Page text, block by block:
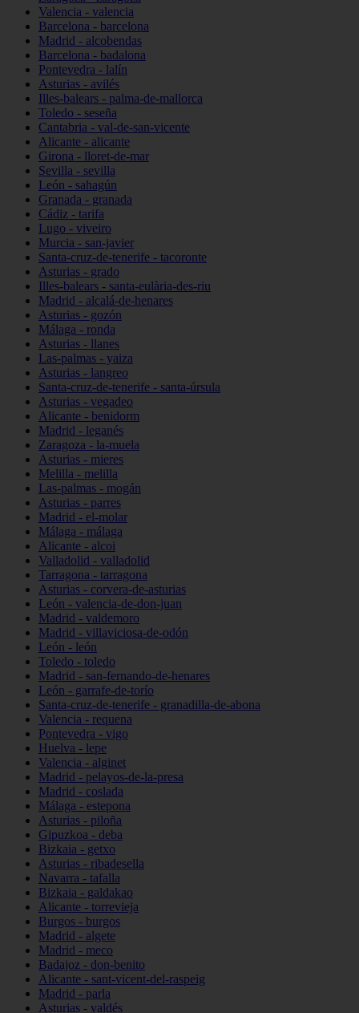
Valencia - valencia
Barcelona - barcelona
Madrid - alcobendas
Barcelona - badalona
Pontevedra - lalín
Asturias - avilés
Illes-balears - palma-de-mallorca
Toledo - seseña
Cantabria - val-de-san-vicente
Alicante - alicante
Girona - lloret-de-mar
Sevilla - sevilla
León - sahagún
Granada - granada
Cádiz - tarifa
Lugo - viveiro
Murcia - san-javier
Santa-cruz-de-tenerife - tacoronte
Asturias - grado
Illes-balears - santa-eulària-des-riu
Madrid - alcalá-de-henares
Asturias - gozón
Málaga - ronda
Asturias - llanes
Las-palmas - yaiza
Asturias - langreo
Santa-cruz-de-tenerife - santa-úrsula
Asturias - vegadeo
Alicante - benidorm
Madrid - leganés
Zaragoza - la-muela
Asturias - mieres
Melilla - melilla
Las-palmas - mogán
Asturias - parres
Madrid - el-molar
Málaga - málaga
Alicante - alcoi
Valladolid - valladolid
Tarragona - tarragona
Asturias - corvera-de-asturias
León - valencia-de-don-juan
Madrid - valdemoro
Madrid - villaviciosa-de-odón
León - león
Toledo - toledo
Madrid - san-fernando-de-henares
León - garrafe-de-torío
Santa-cruz-de-tenerife - granadilla-de-abona
Valencia - requena
Pontevedra - vigo
Huelva - lepe
Valencia - alginet
Madrid - pelayos-de-la-presa
Madrid - coslada
Málaga - estepona
Asturias - piloña
Gipuzkoa - deba
Bizkaia - getxo
Asturias - ribadesella
Navarra - tafalla
Bizkaia - galdakao
Alicante - torrevieja
Burgos - burgos
Madrid - algete
Madrid - meco
Badajoz - don-benito
Alicante - sant-vicent-del-raspeig
Madrid - parla
Asturias - valdés